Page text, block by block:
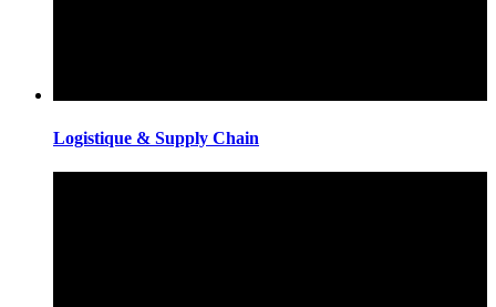
Logistique & Supply Chain